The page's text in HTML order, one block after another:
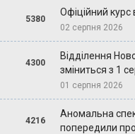
5380
Офіційний
02 серпня 2026
4300
Відділення
зміниться з 1
01 серпня 2026
4216
Аномальна
попередили про